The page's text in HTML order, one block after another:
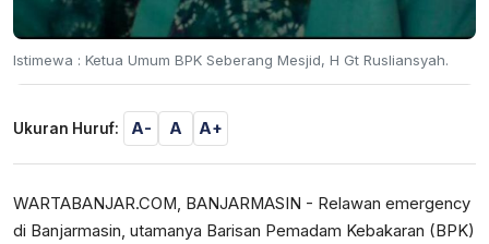
Istimewa : Ketua Umum BPK Seberang Mesjid, H Gt Rusliansyah.
Ukuran Huruf: A- A A+
WARTABANJAR.COM, BANJARMASIN - Relawan emergency
di Banjarmasin, utamanya Barisan Pemadam Kebakaran (BPK)